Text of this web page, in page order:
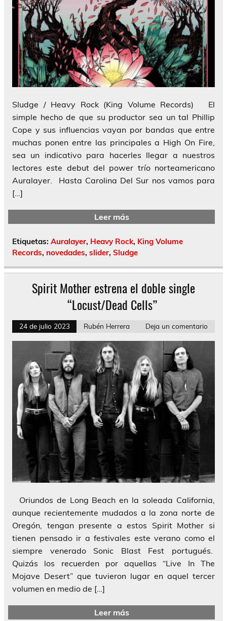
Sludge / Heavy Rock (King Volume Records) El
simple hecho de que su productor sea un tal Phillip
Cope y sus influencias vayan por bandas que entre
muchas ponen entre las principales a High On Fire,
sea un indicativo para hacerles llegar a nuestros
lectores este debut del power trío norteamericano
Auralayer. Hasta Carolina Del Sur nos vamos para
[…]
Leer más
Etiquetas: Auralayer, Heavy Rock, King Volume
Records, novedades, slider, Sludge
Spirit Mother estrena el doble single
“Locust/Dead Cells”
24 de julio 2023 Rubén Herrera Deja un comentario
Oriundos de Long Beach en la soleada California,
aunque recientemente mudados a la zona norte de
Oregón, tengan presente a estos Spirit Mother si
tienen pensado ir a festivales este verano como el
siempre venerado Sonic Blast Fest portugués.
Quizás los recuerden por aquellas “Live In The
Mojave Desert” que tuvieron lugar en aquel tercer
volumen en medio de […]
Leer más